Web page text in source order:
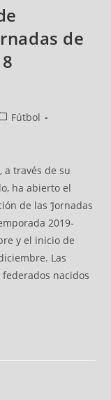
de
Fútbol
a través de su
ha abierto el
de las ‘Jornadas
2019-
y el inicio de
Las
nacidos